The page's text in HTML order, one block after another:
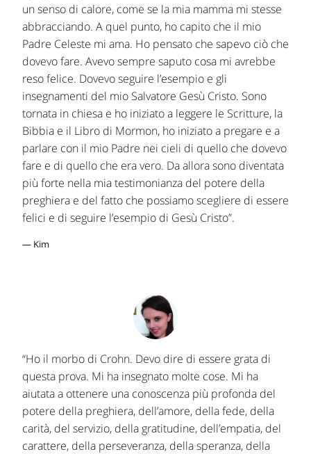
un senso di calore, come se la mia mamma mi stesse
abbracciando. A quel punto, ho capito che il mio
Padre Celeste mi ama. Ho pensato che sapevo ciò che
dovevo fare. Avevo sempre saputo cosa mi avrebbe
reso felice. Dovevo seguire l’esempio e gli
insegnamenti del mio Salvatore Gesù Cristo. Sono
tornata in chiesa e ho iniziato a leggere le Scritture, la
Bibbia e il Libro di Mormon, ho iniziato a pregare e a
parlare con il mio Padre nei cieli di quello che dovevo
fare e di quello che era vero. Da allora sono diventata
più forte nella mia testimonianza del potere della
preghiera e del fatto che possiamo scegliere di essere
felici e di seguire l’esempio di Gesù Cristo”.
— Kim
“Ho il morbo di Crohn. Devo dire di essere grata di
questa prova. Mi ha insegnato molte cose. Mi ha
aiutata a ottenere una conoscenza più profonda del
potere della preghiera, dell’amore, della fede, della
carità, del servizio, della gratitudine, dell’empatia, del
carattere, della perseveranza, della speranza, della